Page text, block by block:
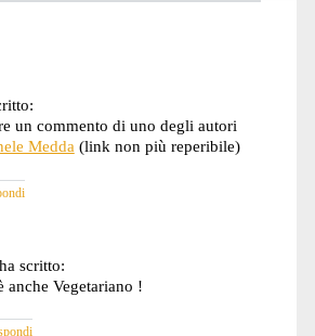
un commento di uno degli autori
Medda (link non più reperibile)
ha scritto:
anche Vegetariano !